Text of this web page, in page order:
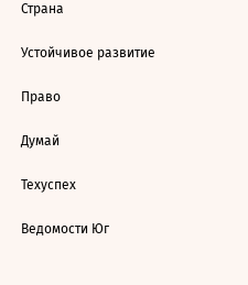
Страна
Устойчивое развитие
Право
Думай
Техуспех
Ведомости Юг